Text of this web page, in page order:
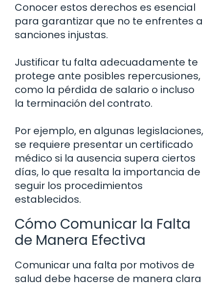
Conocer estos derechos es esencial
para garantizar que no te enfrentes a
sanciones injustas.
Justificar tu falta adecuadamente te
protege ante posibles repercusiones,
como la pérdida de salario o incluso
la terminación del contrato.
Por ejemplo, en algunas legislaciones,
se requiere presentar un certificado
médico si la ausencia supera ciertos
días, lo que resalta la importancia de
seguir los procedimientos
establecidos.
Cómo Comunicar la Falta
de Manera Efectiva
Comunicar una falta por motivos de
salud debe hacerse de manera clara